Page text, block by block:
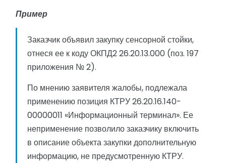
Пример
Заказчик объявил закупку сенсорной стойки,
отнеся ее к коду ОКПД2 26.20.13.000 (поз. 197
приложения № 2).
По мнению заявителя жалобы, подлежала
применению позиция КТРУ 26.20.16.140-
00000011 «Информационный терминал». Ее
неприменение позволило заказчику включить
в описание объекта закупки дополнительную
информацию, не предусмотренную КТРУ.